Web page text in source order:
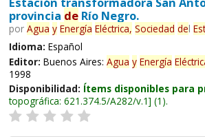
provincia deRío Negro.
por Agua y Energía Eléctrica, Sociedad del
Idioma: Español
Editor: Buenos Aires: Agua y Energía
1998
Disponibilidad: Ítems disponibles para
topográfica: 621.374.5/A282/v.1 (1).